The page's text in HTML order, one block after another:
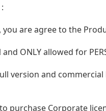
are agree to the
ONLY allowed for
version and commercial
purchase Corporate